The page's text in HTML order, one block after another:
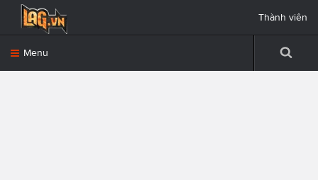
Menu
Thành viên